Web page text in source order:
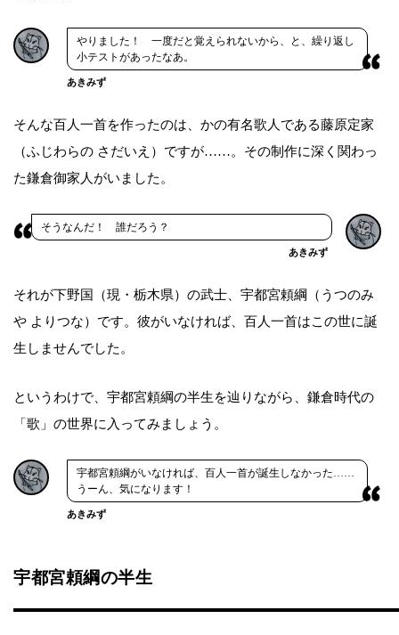
やりました！ 一度だと覚えられないから、と、繰り返し
小テストがあったなあ。
あきみず
そんな百人一首を作ったのは、かの有名歌人である藤原定家
（ふじわらの さだいえ）ですが……。その制作に深く関わっ
た鎌倉御家人がいました。
そうなんだ！ 誰だろう？
あきみず
それが下野国（現・栃木県）の武士、宇都宮頼綱（うつのみ
や よりつな）です。彼がいなければ、百人一首はこの世に誕
生しませんでした。
というわけで、宇都宮頼綱の半生を辿りながら、鎌倉時代の
「歌」の世界に入ってみましょう。
宇都宮頼綱がいなければ、百人一首が誕生しなかった……
うーん、気になります！
あきみず
宇都宮頼綱の半生